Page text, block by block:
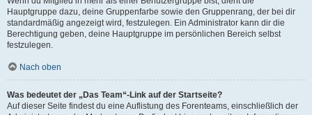
Hauptgruppe dazu, deine Gruppenfarbe sowie den Gruppenrang, der bei dir
standardmäßig angezeigt wird, festzulegen. Ein Administrator kann dir die
Berechtigung geben, deine Hauptgruppe im persönlichen Bereich selbst
festzulegen.
Nach oben
Was bedeutet der „Das Team“-Link auf der Startseite?
Auf dieser Seite findest du eine Auflistung des Forenteams, einschließlich der